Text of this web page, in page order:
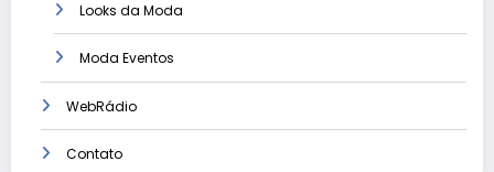
Looks da Moda
Moda Eventos
WebRádio
Contato